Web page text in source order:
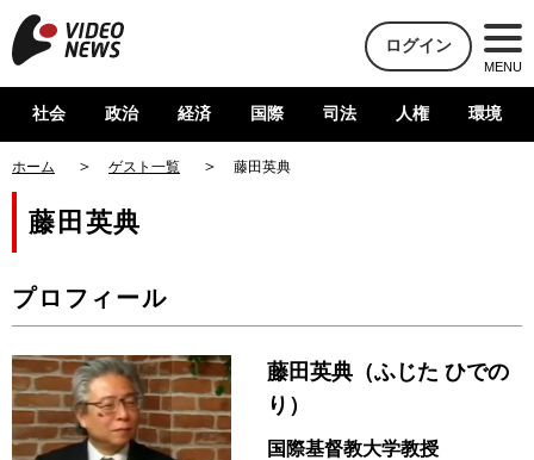
ログイン
MENU
社会 政治 経済 国際 司法 人権 環境
ホーム ゲスト一覧 藤田英典
藤田英典
プロフィール
藤田英典（ふじた ひでの
り）
国際基督教大学教授